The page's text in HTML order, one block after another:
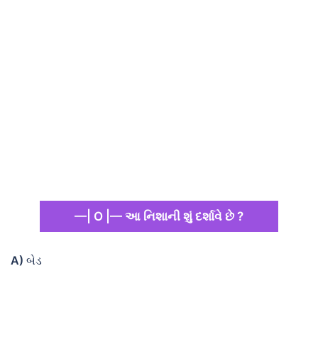
—| O |— આ નિશાની શું દર્શાવે છે ?
A) બેડ